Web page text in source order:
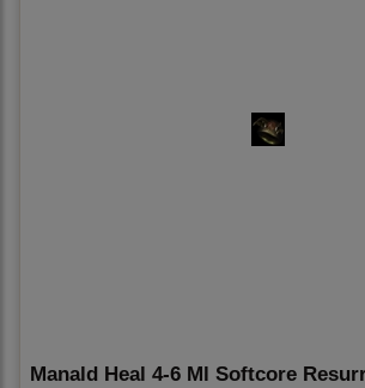
Manald Heal 4-6 Ml Softcore